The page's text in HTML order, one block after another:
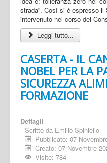
strada”. Così si è espresso
intervenuto nel corso del
Leggi tutto...
CASERTA - IL
NOBEL PER LA
SICUREZZA
FORMAZIONE
Dettagli
Scritto da Emilio Spiniello
Pubblicato: 07
Creato: 07 Novembre
Visite: 784